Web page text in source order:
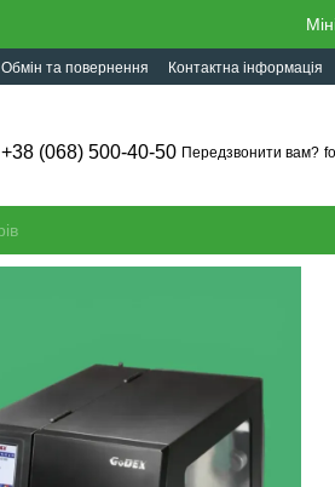
Обмін та повернення Контактна інформація
+38 (068) 500-40-50 Передзвонити вам?